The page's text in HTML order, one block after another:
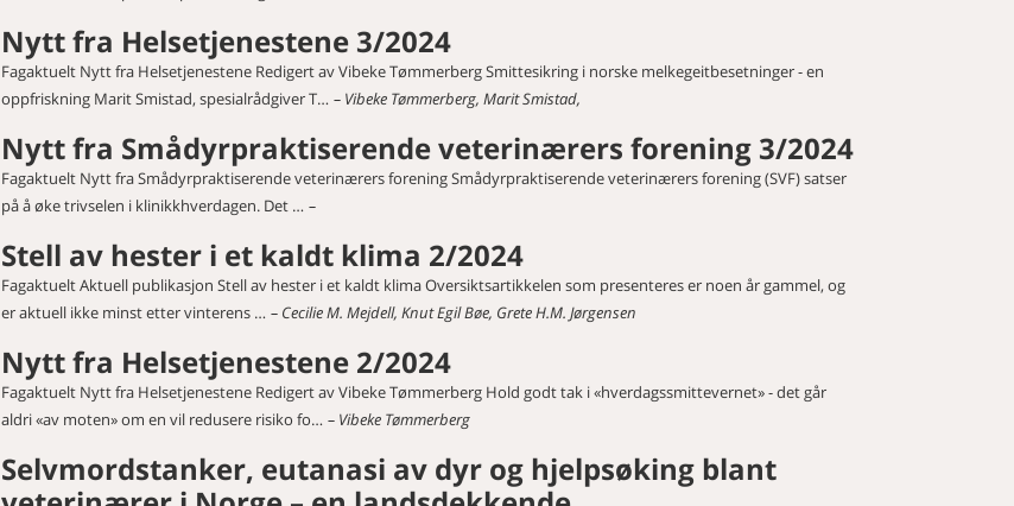
Nytt fra Helsetjenestene 3/2024
Fagaktuelt Nytt fra Helsetjenestene Redigert av Vibeke Tømmerberg Smittesikring i norske melkegeitbesetninger - en
oppfriskning Marit Smistad, spesialrådgiver T…
Vibeke Tømmerberg, Marit Smistad,
Nytt fra Smådyrpraktiserende veterinærers forening 3/2024
Fagaktuelt Nytt fra Smådyrpraktiserende veterinærers forening Smådyrpraktiserende veterinærers forening (SVF) satser
på å øke trivselen i klinikkhverdagen. Det …
Stell av hester i et kaldt klima 2/2024
Fagaktuelt Aktuell publikasjon Stell av hester i et kaldt klima Oversiktsartikkelen som presenteres er noen år gammel, og
er aktuell ikke minst etter vinterens …
Cecilie M. Mejdell, Knut Egil Bøe, Grete H.M. Jørgensen
Nytt fra Helsetjenestene 2/2024
Fagaktuelt Nytt fra Helsetjenestene Redigert av Vibeke Tømmerberg Hold godt tak i «hverdagssmittevernet» - det går
aldri «av moten» om en vil redusere risiko fo…
Vibeke Tømmerberg
Selvmordstanker, eutanasi av dyr og hjelpsøking blant